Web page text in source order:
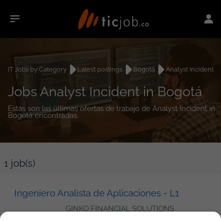
IT Jobs by Category Latest postings Bogotá Analyst Incident
Jobs Analyst Incident in Bogotá
Estás son las últimas ofertas de trabajo de Analyst Incident in
Bogotá encontradas.
1 job(s)
Ingeniero Analista de Aplicaciones - L1
GINKO FINANCIAL SOLUTIONS